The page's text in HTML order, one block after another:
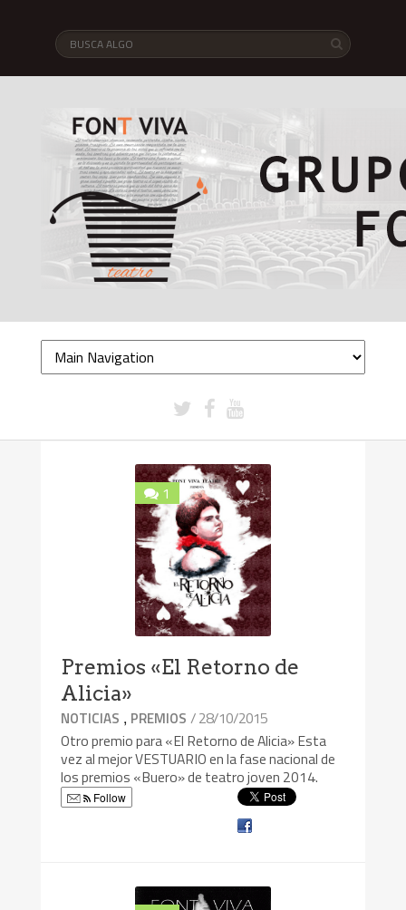
1
Premios «El Retorno de
Alicia»
NOTICIAS , PREMIOS / 28/10/2015
Otro premio para «El Retorno de Alicia» Esta
vez al mejor VESTUARIO en la fase nacional de
los premios «Buero» de teatro joven 2014.
Follow